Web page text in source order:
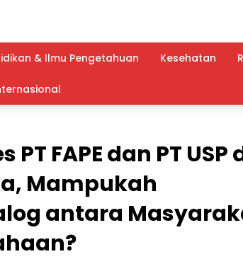
& Ilmu Pengetahuan Kesehatan
FAPE dan PT USP
Mampukah
antara